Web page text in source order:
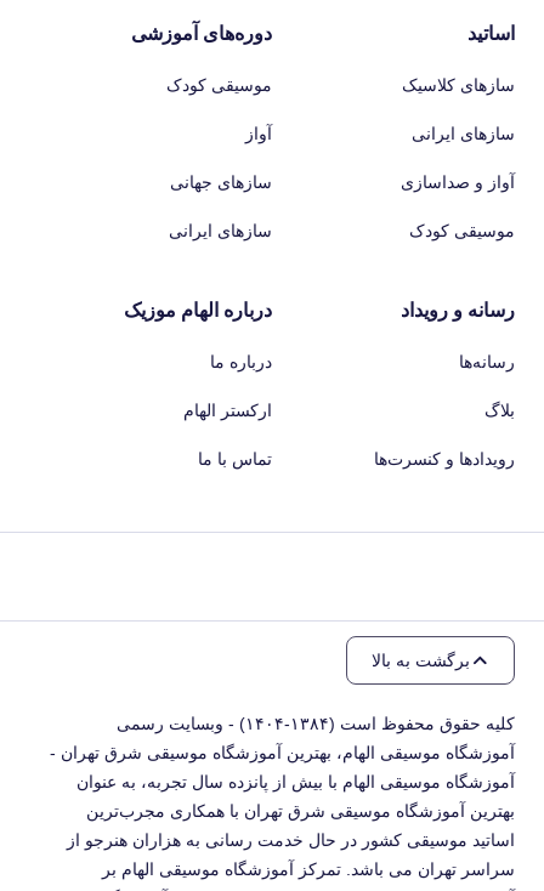
اساتید
سازهای کلاسیک
سازهای ایرانی
آواز و صداسازی
موسیقی کودک
دوره‌های آموزشی
موسیقی کودک
آواز
سازهای جهانی
سازهای ایرانی
رسانه و رویداد
رسانه‌ها
بلاگ
رویدادها و کنسرت‌ها
درباره الهام موزیک
درباره ما
ارکستر الهام
تماس با ما
برگشت به بالا
کلیه حقوق محفوظ است (۱۳۸۴-۱۴۰۴) - وبسایت رسمی
آموزشگاه موسیقی الهام، بهترین آموزشگاه موسیقی شرق تهران -
آموزشگاه موسیقی الهام با بیش از پانزده سال تجربه، به عنوان
بهترین آموزشگاه موسیقی شرق تهران با همکاری مجرب‌ترین
اساتید موسیقی کشور در حال خدمت رسانی به هزاران هنرجو از
سراسر تهران می باشد. تمرکز آموزشگاه موسیقی الهام بر